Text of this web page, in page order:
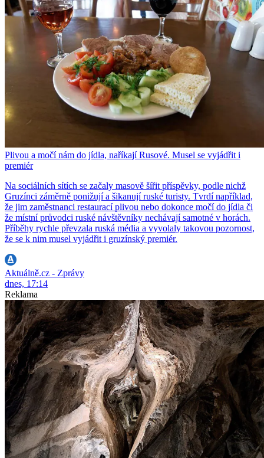
Plivou a močí nám do jídla, naříkají Rusové. Musel se vyjádřit i
premiér
Na sociálních sítích se začaly masově šířit příspěvky, podle nichž
Gruzínci záměrně ponižují a šikanují ruské turisty. Tvrdí například,
že jim zaměstnanci restaurací plivou nebo dokonce močí do jídla či
že místní průvodci ruské návštěvníky nechávají samotné v horách.
Příběhy rychle převzala ruská média a vyvolaly takovou pozornost,
že se k nim musel vyjádřit i gruzínský premiér.
Aktuálně.cz - Zprávy
dnes, 17:14
Reklama